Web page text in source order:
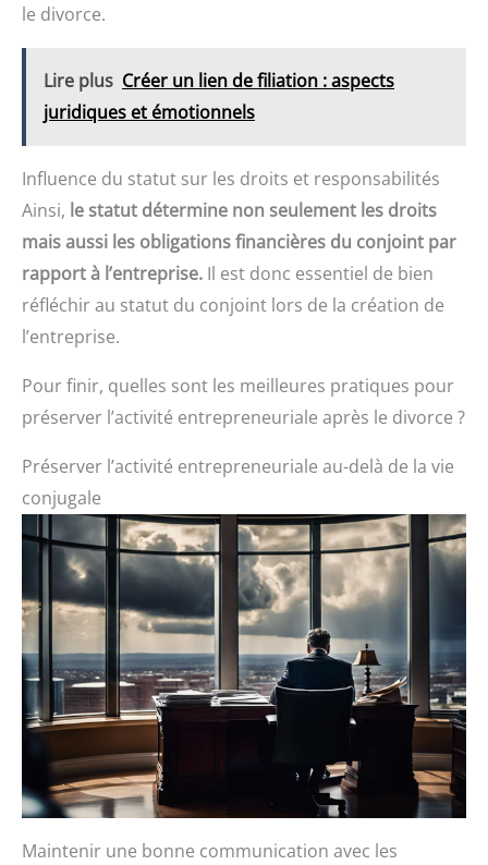
le divorce.
Lire plus Créer un lien de filiation : aspects
juridiques et émotionnels
Influence du statut sur les droits et responsabilités
Ainsi, le statut détermine non seulement les droits
mais aussi les obligations financières du conjoint par
rapport à l’entreprise. Il est donc essentiel de bien
réfléchir au statut du conjoint lors de la création de
l’entreprise.
Pour finir, quelles sont les meilleures pratiques pour
préserver l’activité entrepreneuriale après le divorce ?
Préserver l’activité entrepreneuriale au-delà de la vie
conjugale
Maintenir une bonne communication avec les